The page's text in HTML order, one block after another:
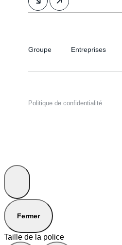
Groupe Entreprises
Politique de confidentialité
Fermer
Taille de la police